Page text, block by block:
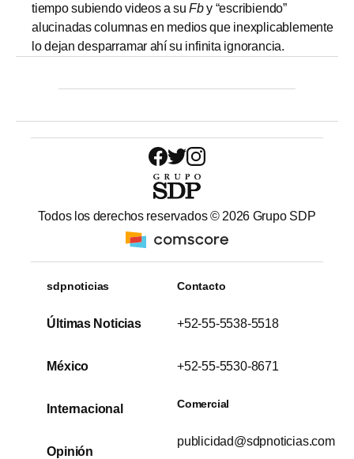
tiempo subiendo videos a suFby “escribiendo”
alucinadas columnas en medios que inexplicablemente
lo dejan desparramar ahí su infinita ignorancia.
Todos los derechos reservados © 2026 Grupo SDP
sdpnoticias
Últimas Noticias
México
Internacional
Opinión
Contacto
+52-55-5538-5518
+52-55-5530-8671
Comercial
publicidad@sdpnoticias.com